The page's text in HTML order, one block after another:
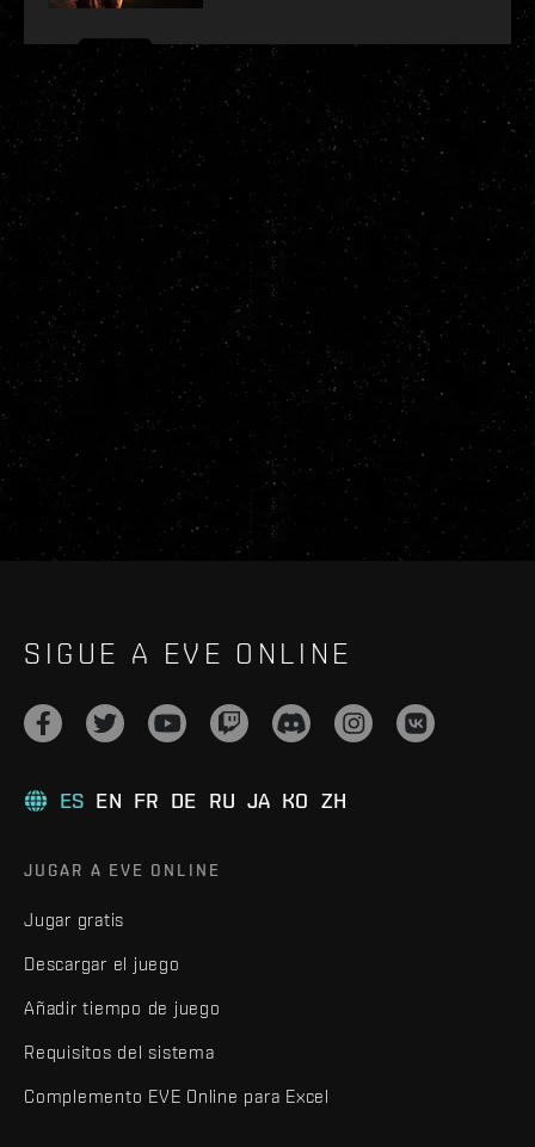
SIGUE A EVE ONLINE
ES EN FR DE RU JA KO ZH
JUGAR A EVE ONLINE
Jugar gratis
Descargar el juego
Añadir tiempo de juego
Requisitos del sistema
Complemento EVE Online para Excel